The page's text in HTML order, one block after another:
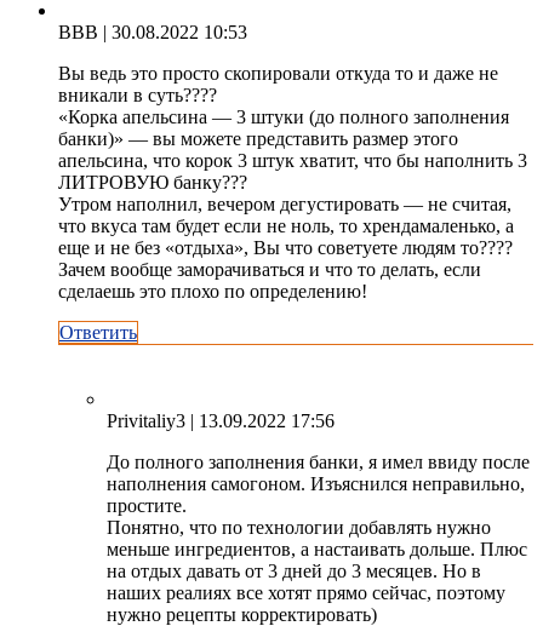
ВВВ | 30.08.2022 10:53
Вы ведь это просто скопировали откуда то и даже не
вникали в суть????
«Корка апельсина — 3 штуки (до полного заполнения
банки)» — вы можете представить размер этого
апельсина, что корок 3 штук хватит, что бы наполнить 3
ЛИТРОВУЮ банку???
Утром наполнил, вечером дегустировать — не считая,
что вкуса там будет если не ноль, то хрендамаленько, а
еще и не без «отдыха», Вы что советуете людям то????
Зачем вообще заморачиваться и что то делать, если
сделаешь это плохо по определению!
Ответить
Privitaliy3 | 13.09.2022 17:56
До полного заполнения банки, я имел ввиду после
наполнения самогоном. Изъяснился неправильно,
простите.
Понятно, что по технологии добавлять нужно
меньше ингредиентов, а настаивать дольше. Плюс
на отдых давать от 3 дней до 3 месяцев. Но в
наших реалиях все хотят прямо сейчас, поэтому
нужно рецепты корректировать)